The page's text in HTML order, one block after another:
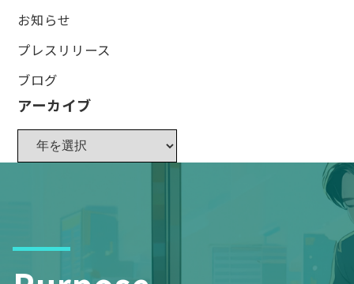
お知らせ
プレスリリース
ブログ
アーカイブ